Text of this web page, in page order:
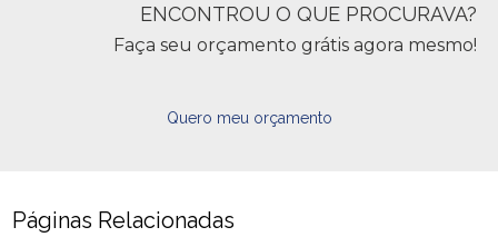
ENCONTROU O QUE PROCURAVA?
Faça seu orçamento grátis agora mesmo!
Quero meu orçamento
Páginas Relacionadas